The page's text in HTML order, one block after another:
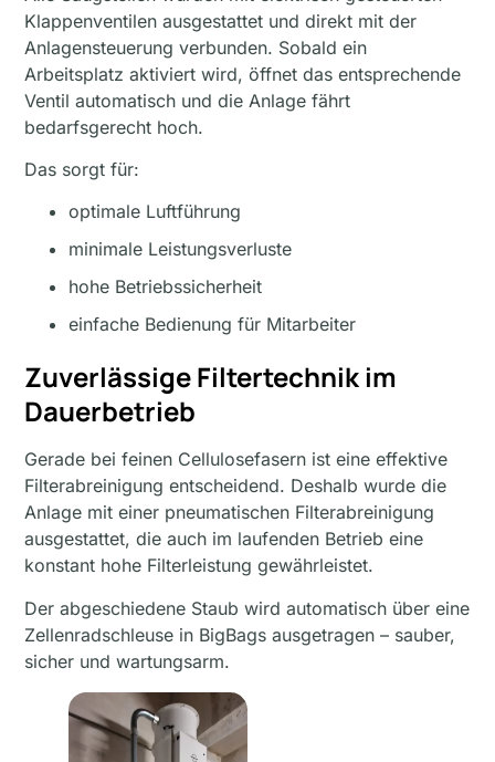
Klappenventilen ausgestattet und direkt mit der
Anlagensteuerung verbunden. Sobald ein
Arbeitsplatz aktiviert wird, öffnet das entsprechende
Ventil automatisch und die Anlage fährt
bedarfsgerecht hoch.
Das sorgt für:
optimale Luftführung
minimale Leistungsverluste
hohe Betriebssicherheit
einfache Bedienung für Mitarbeiter
Zuverlässige Filtertechnik im
Dauerbetrieb
Gerade bei feinen Cellulosefasern ist eine effektive
Filterabreinigung entscheidend. Deshalb wurde die
Anlage mit einer pneumatischen Filterabreinigung
ausgestattet, die auch im laufenden Betrieb eine
konstant hohe Filterleistung gewährleistet.
Der abgeschiedene Staub wird automatisch über eine
Zellenradschleuse in BigBags ausgetragen – sauber,
sicher und wartungsarm.